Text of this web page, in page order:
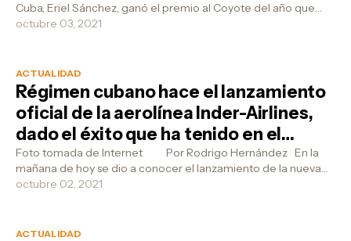
Cuba, Eriel Sánchez, ganó el premio al Coyote del año que
otorga la Asociación Inter...
octubre 03, 2021
ACTUALIDAD
Régimen cubano hace el lanzamiento
oficial de la aerolínea Inder-Airlines,
dado el éxito que ha tenido en el
traslado de peloteros a tierras de
libertad
Foto tomada de Internet Por Rodrigo Hernández En la
mañana de hoy se dio a conocer el lanzamiento de la nueva
aerolínea cubana In...
octubre 02, 2021
ACTUALIDAD